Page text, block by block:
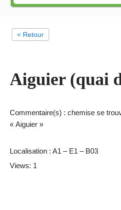
< Retour
Aiguier (quai
Commentaire(s) : chemise se
« Aiguier »
Localisation : A1 – E1 – B03
Views: 1